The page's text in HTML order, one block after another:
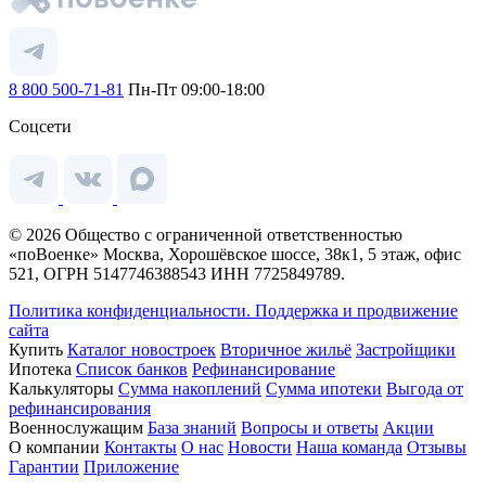
8 800 500-71-81 Пн-Пт 09:00-18:00
Соцсети
© 2026 Общество с ограниченной ответственностью
«поВоенке» Москва, Хорошёвское шоссе, 38к1, 5 этаж, офис
521, ОГРН 5147746388543 ИНН 7725849789.
Политика конфиденциальности. Поддержка и продвижение
сайта
Купить Каталог новостроек Вторичное жильё Застройщики
Ипотека Список банков Рефинансирование
Калькуляторы Сумма накоплений Сумма ипотеки Выгода от
рефинансирования
Военнослужащим База знаний Вопросы и ответы Акции
О компании Контакты О нас Новости Наша команда Отзывы
Гарантии Приложение